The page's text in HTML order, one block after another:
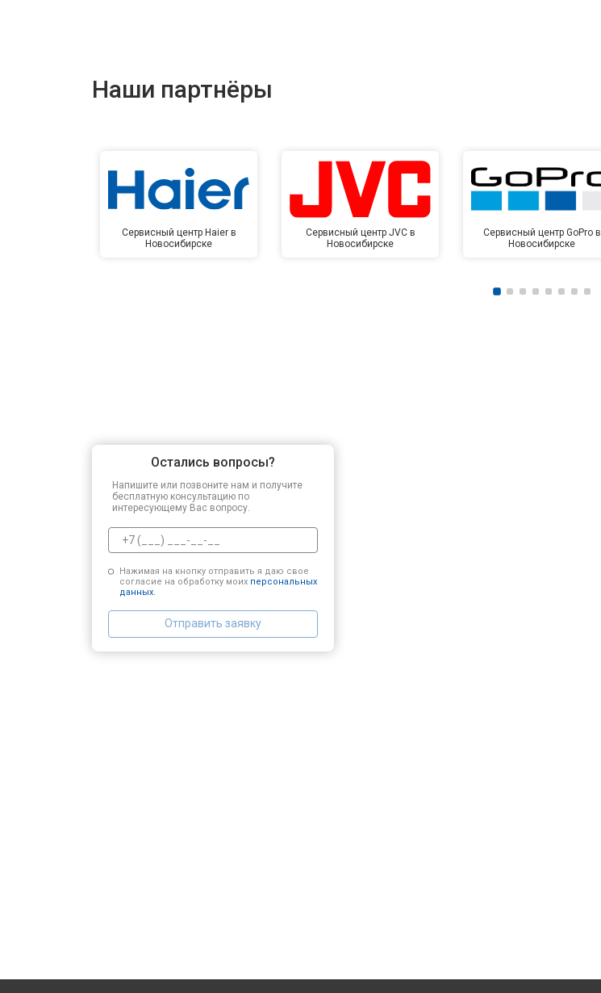
Наши партнёры
Сервисный центр Haier в
Новосибирске
Сервисный центр JVC в
Новосибирске
Сервисный центр GoPro в
Новосибирске
Остались вопросы?
Напишите или позвоните нам и получите
бесплатную консультацию по
интересующему Вас вопросу.
Нажимая на кнопку отправить я даю свое
согласие на обработку моих персональных
данных.
Отправить заявку